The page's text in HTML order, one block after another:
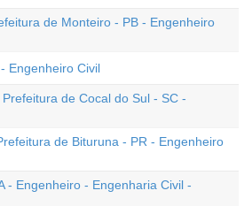
de Monteiro - PB - Engenheiro
Engenheiro Civil
de Cocal do Sul - SC -
de Bituruna - PR - Engenheiro
- Engenheiro - Engenharia Civil -